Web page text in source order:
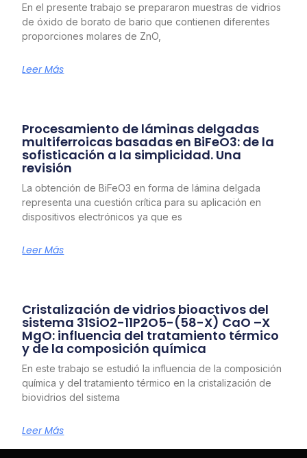
En el presente trabajo se prepararon muestras de vidrios
de óxido de borato de bario que contienen diferentes
proporciones molares de ZnO,
Leer Más
Procesamiento de láminas delgadas
multiferroicas basadas en BiFeO3: de la
sofisticación a la simplicidad. Una
revisión
La obtención de BiFeO3 en forma de lámina delgada
representa una cuestión crítica para su aplicación en
dispositivos electrónicos ya que es
Leer Más
Cristalización de vidrios bioactivos del
sistema 31SiO2-11P2O5-(58-X) CaO –X
MgO: influencia del tratamiento térmico
y de la composición química
En este trabajo se estudió la influencia de la composición
química y del tratamiento térmico en la cristalización de
biovidrios del sistema
Leer Más